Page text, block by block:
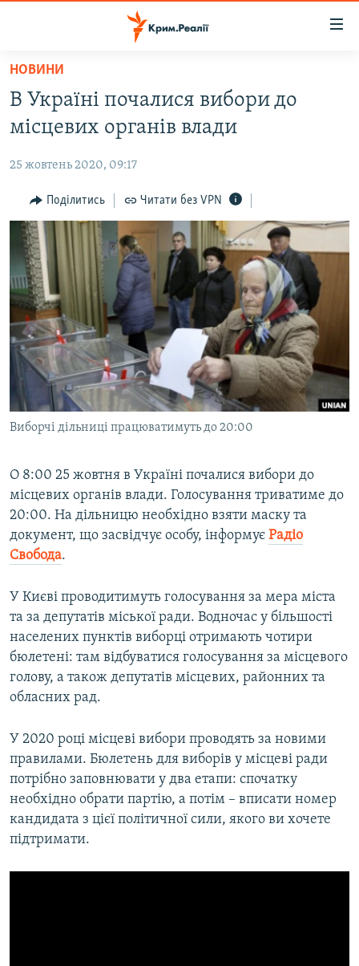
Перейти
основного
матеріалу
до
навігації
Перейти
пошуку
ВОДА.КРИМ
ПОЛІТИКА
БЛОГИ
ПОГЛЯД
ІНТЕРВ'Ю
ВСЕ ЗА ДЕНЬ
СПЕЦПРОЕКТИ
ДЕПОРТАЦІЯ
ВІДЕОУРОКИ «ELIFBE»
СВІДЧЕННЯ ОКУПАЦІЇ
УКРАЇНСЬКА ПРОБЛЕМА КРИМУ
ЯК ОБІЙТИ БЛОКУВАННЯ
Русский
Qırımtatar
Усі сайти RFE/RL
НОВИНИ
В Україні почалися вибори до
місцевих органів влади
25 жовтень 2020, 09:17
Поділитись Читати без VPN
Виборчі дільниці працюватимуть до 20:00
О 8:00 25 жовтня в Україні почалися вибори до
місцевих органів влади. Голосування триватиме до
20:00. На дільницю необхідно взяти маску та
документ, що засвідчує особу, інформує Радіо
Свобода.
У Києві проводитимуть голосування за мера міста
та за депутатів міської ради. Водночас у більшості
населених пунктів виборці отримають чотири
бюлетені: там відбуватися голосування за місцевого
голову, а також депутатів місцевих, районних та
обласних рад.
У 2020 році місцеві вибори проводять за новими
правилами. Бюлетень для виборів у місцеві ради
потрібно заповнювати у два етапи: спочатку
необхідно обрати партію, а потім – вписати номер
кандидата з цієї політичної сили, якого ви хочете
підтримати.